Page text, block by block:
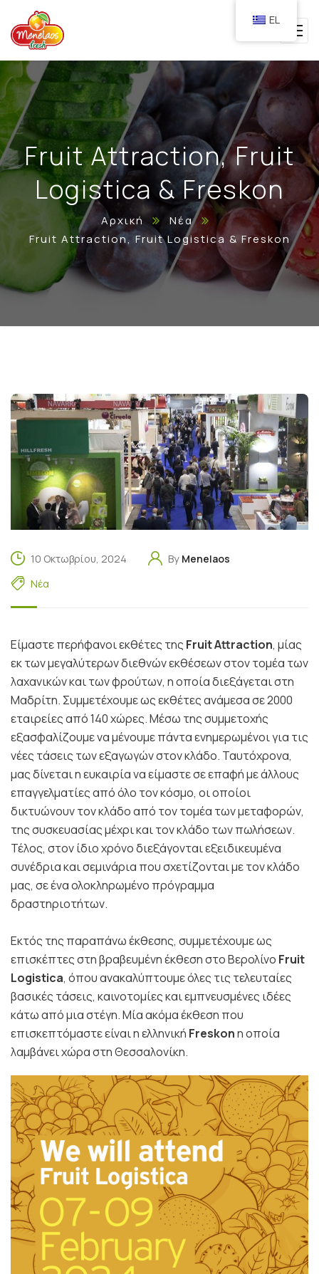
Fruit Attraction, Fruit
Logistica & Freskon
Αρχική
Νέα
Fruit Attraction, Fruit Logistica & Freskon
10 Οκτωβρίου, 2024 By Menelaos
Νέα
Είμαστε περήφανοι εκθέτες της Fruit Attraction, μίας
εκ των μεγαλύτερων διεθνών εκθέσεων στον τομέα των
λαχανικών και των φρούτων, η οποία διεξάγεται στη
Μαδρίτη. Συμμετέχουμε ως εκθέτες ανάμεσα σε 2000
εταιρείες από 140 χώρες. Μέσω της συμμετοχής
εξασφαλίζουμε να μένουμε πάντα ενημερωμένοι για τις
νέες τάσεις των εξαγωγών στον κλάδο. Ταυτόχρονα,
μας δίνεται η ευκαιρία να είμαστε σε επαφή με άλλους
επαγγελματίες από όλο τον κόσμο, οι οποίοι
δικτυώνουν τον κλάδο από τον τομέα των μεταφορών,
της συσκευασίας μέχρι και τον κλάδο των πωλήσεων.
Τέλος, στον ίδιο χρόνο διεξάγονται εξειδικευμένα
συνέδρια και σεμινάρια που σχετίζονται με τον κλάδο
μας, σε ένα ολοκληρωμένο πρόγραμμα
δραστηριοτήτων.
Εκτός της παραπάνω έκθεσης, συμμετέχουμε ως
επισκέπτες στη βραβευμένη έκθεση στο Βερολίνο Fruit
Logistica, όπου ανακαλύπτουμε όλες τις τελευταίες
βασικές τάσεις, καινοτομίες καιεμπνευσμένες ιδέες
κάτω από μια στέγη. Μία ακόμα έκθεση που
επισκεπτόμαστε είναι η ελληνική Freskonη οποία
λαμβάνει χώρα στη Θεσσαλονίκη.
EL